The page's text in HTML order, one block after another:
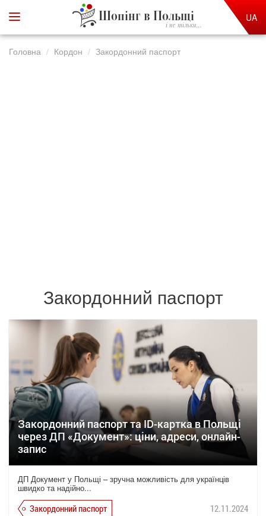
Шопінг в Польщі
і не тільки...
UA
Головна Кордон Закордонний паспорт
Закордонний паспорт
Закордонний паспорт та ID-картка в Польщі
через ДП «Документ»: ціни, адреси, онлайн-
запис
ДП Документ у Польщі – зручна можливість для українців
швидко та надійно...
Закордонний паспорт 12.11.2024